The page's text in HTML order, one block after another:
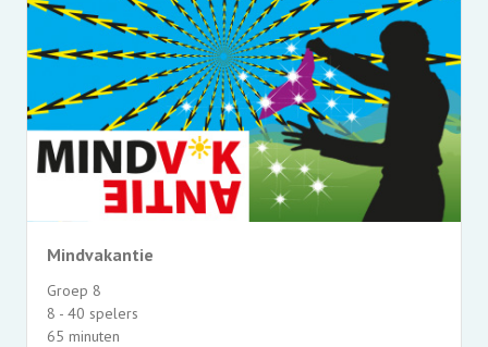
Mindvakantie
Groep 8
8 - 40 spelers
65 minuten